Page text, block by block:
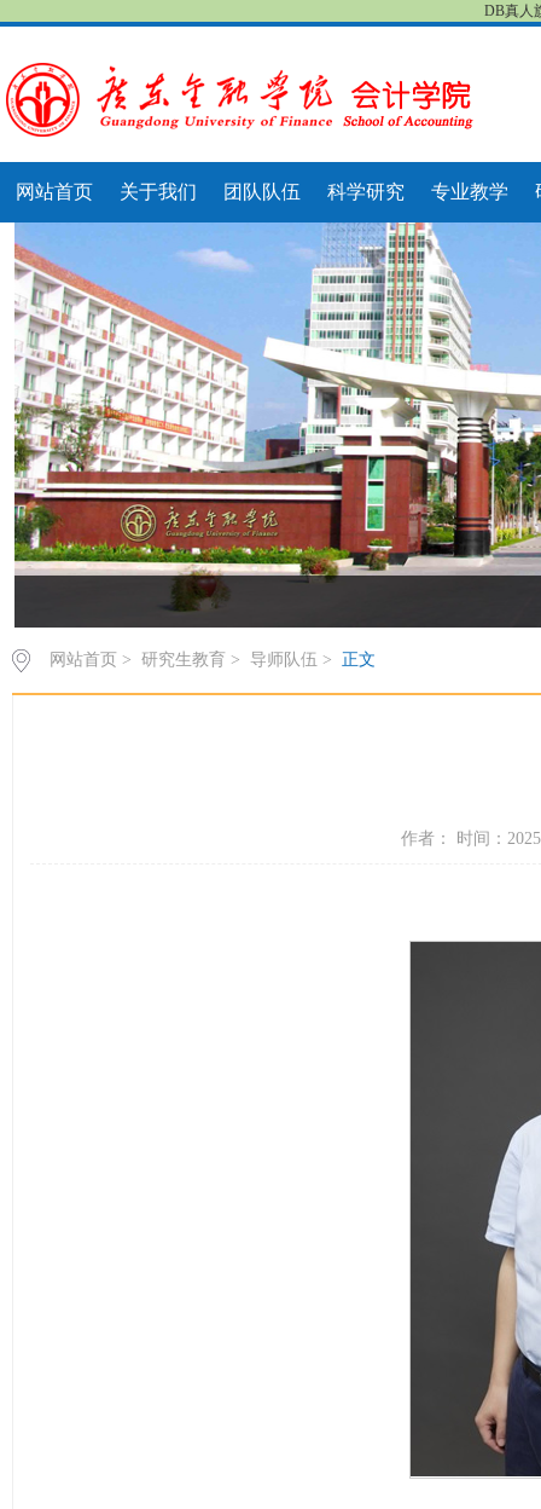
DB真人
网站首页 关于我们 团队队伍 科学研究 专业教学
网站首页 > 研究生教育 > 导师队伍 > 正文
作者： 时间：